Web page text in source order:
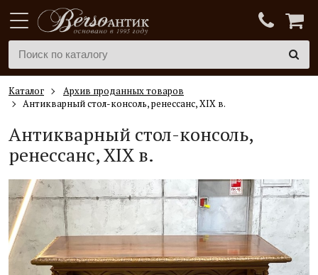
Каталог
Архив проданных товаров
Антикварный стол-консоль, ренессанс, XIX в.
Антикварный стол-консоль,
ренессанс, XIX в.